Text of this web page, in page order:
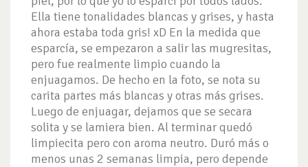
Ella tiene tonalidades blancas y grises, y hasta
ahora estaba toda gris! xD En la medida que
esparcía, se empezaron a salir las mugresitas,
pero fue realmente limpio cuando la
enjuagamos. De hecho en la foto, se nota su
carita partes más blancas y otras más grises.
Luego de enjuagar, dejamos que se secara
solita y se lamiera bien. Al terminar quedó
limpiecita pero con aroma neutro. Duró más o
menos unas 2 semanas limpia, pero depende